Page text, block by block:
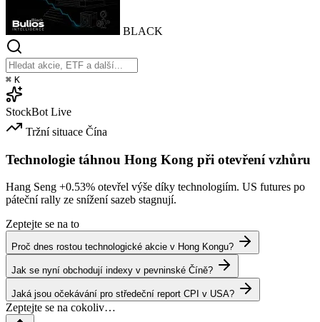
BLACK
⌘ K
StockBot Live
Tržní situace Čína
Technologie táhnou Hong Kong při otevření vzhůru
Hang Seng +0.53% otevřel výše díky technologiím. US futures po
páteční rally ze snížení sazeb stagnují.
Zeptejte se na to
Proč dnes rostou technologické akcie v Hong Kongu?
Jak se nyní obchodují indexy v pevninské Číně?
Jaká jsou očekávání pro středeční report CPI v USA?